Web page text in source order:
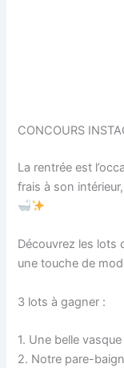
CONCOURS
La rentrée est
frais à son
Découvrez les lots
une touche de
3 lots à gagner :
1. Une belle
2. Notre pare-